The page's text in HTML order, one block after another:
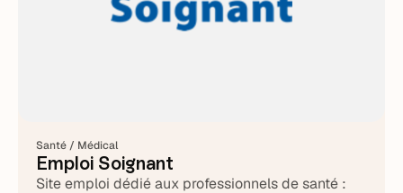
Santé / Médical
Emploi Soignant
Site emploi dédié aux professionnels de santé :